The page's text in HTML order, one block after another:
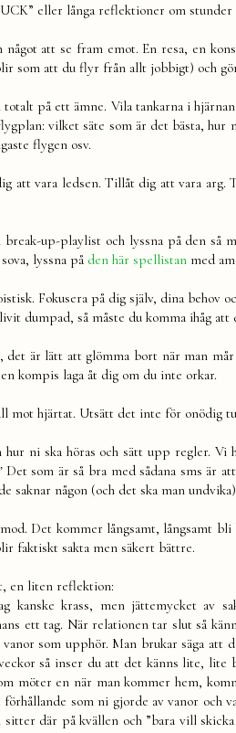
eller långa reflektioner om stunder
något att se fram emot. En resa, en
som att du flyr från allt jobbigt) och
totalt på ett ämne. Vila tankarna i
vilket säte som är det bästa, hur
flygen osv.
att vara ledsen. Tillåt dig att vara arg.
break-up-playlist och lyssna på den så
lyssna på den här spellistan med
Fokusera på dig själv, dina behov
dumpad, så måste du komma ihåg
det är lätt att glömma bort när man
kompis laga åt dig om du inte orkar.
mot hjärtat. Utsätt det inte för onödig
hur ni ska höras och sätt upp regler. Vi
Det som är så bra med sådana sms är
saknar någon (och det ska man
Det kommer långsamt, långsamt
faktiskt sakta men säkert bättre.
en liten reflektion:
kanske krass, men jättemycket av
ett tag. När relationen tar slut så
vanor som upphör. Man brukar säga att
så inser du att det känns lite, lite
möter en när man kommer hem,
som ni gjorde av vanor och
sitter där på kvällen och ”bara vill